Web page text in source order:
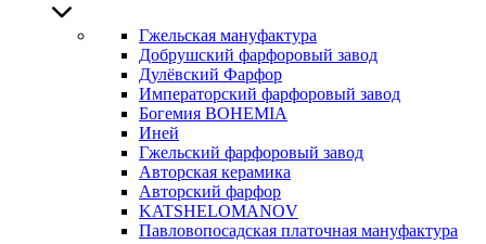
Гжельская мануфактура
Добрушский фарфоровый завод
Дулёвский Фарфор
Императорский фарфоровый завод
Богемия BOHEMIA
Иней
Гжельский фарфоровый завод
Авторская керамика
Авторский фарфор
KATSHELOMANOV
Павловопосадская платочная мануфактура